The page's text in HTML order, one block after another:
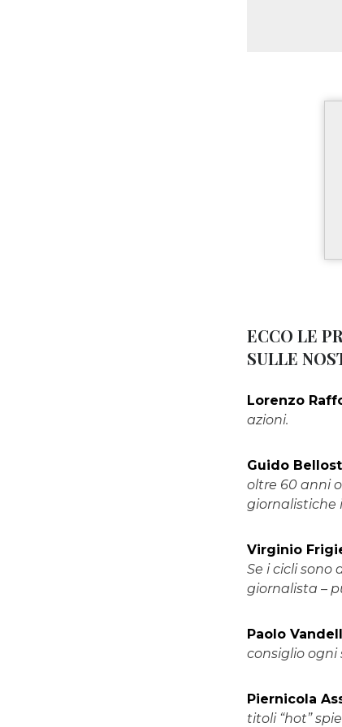
ECCO LE
SULLE
Lorenzo
azioni.
Guido
oltre 60 anni
giornalistiche
Virginio
Se i cicli sono
giornalista –
Paolo
consiglio
Piernicola
titoli “hot”